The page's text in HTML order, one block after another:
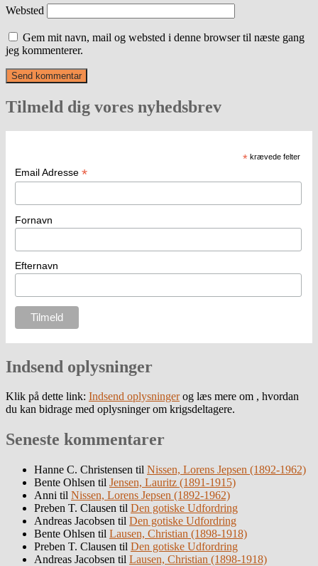
Websted
Gem mit navn, mail og websted i denne browser til næste gang
jeg kommenterer.
Tilmeld dig vores nyhedsbrev
* krævede felter
Email Adresse *
Fornavn
Efternavn
Indsend oplysninger
Klik på dette link: Indsend oplysningerog læs mere om , hvordan
du kan bidrage med oplysninger om krigsdeltagere.
Seneste kommentarer
Hanne C. Christensen til Nissen, Lorens Jepsen (1892-1962)
Bente Ohlsen til Jensen, Lauritz (1891-1915)
Anni til Nissen, Lorens Jepsen (1892-1962)
Preben T. Clausen til Den gotiske Udfordring
Andreas Jacobsen til Den gotiske Udfordring
Bente Ohlsen til Lausen, Christian (1898-1918)
Preben T. Clausen til Den gotiske Udfordring
Andreas Jacobsen til Lausen, Christian (1898-1918)